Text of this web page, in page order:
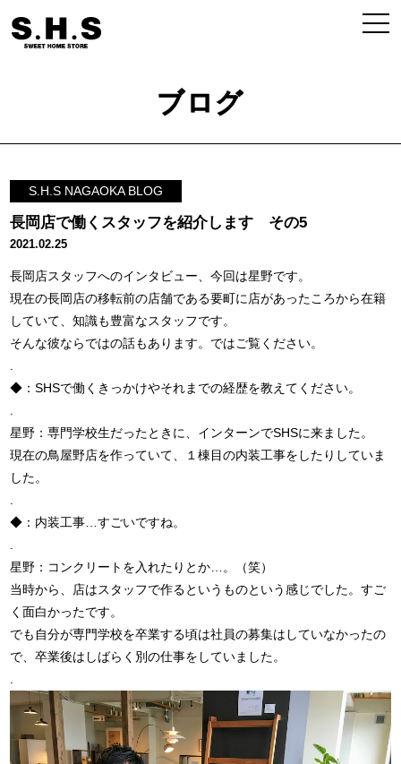
ブログ
S.H.S NAGAOKA BLOG
長岡店で働くスタッフを紹介します その5
2021.02.25
長岡店スタッフへのインタビュー、今回は星野です。
現在の長岡店の移転前の店舗である要町に店があったころから在籍
していて、知識も豊富なスタッフです。
そんな彼ならではの話もあります。ではご覧ください。
◆：SHSで働くきっかけやそれまでの経歴を教えてください。
星野：専門学校生だったときに、インターンでSHSに来ました。
現在の鳥屋野店を作っていて、１棟目の内装工事をしたりしていま
した。
◆：内装工事…すごいですね。
星野：コンクリートを入れたりとか…。（笑）
当時から、店はスタッフで作るというものという感じでした。すご
く面白かったです。
でも自分が専門学校を卒業する頃は社員の募集はしていなかったの
で、卒業後はしばらく別の仕事をしていました。